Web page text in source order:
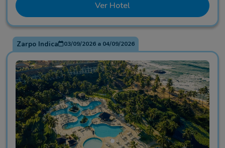
Ver Hotel
Zarpo Indica 03/09/2026a 04/09/2026